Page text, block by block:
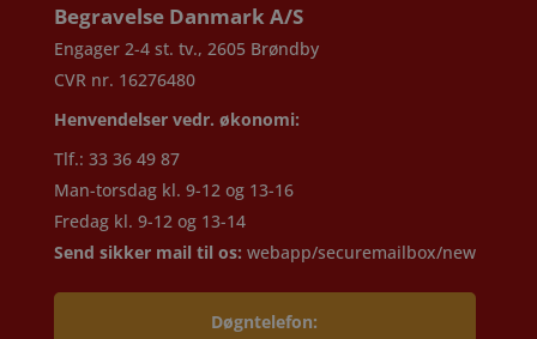
Begravelse Danmark A/S
Engager 2-4 st. tv., 2605 Brøndby
CVR nr. 16276480
Henvendelser vedr. økonomi:
Tlf.: 33 36 49 87
Man-torsdag kl. 9-12 og 13-16
Fredag kl. 9-12 og 13-14
Send sikker mail til os: webapp/securemailbox/new
Døgntelefon: